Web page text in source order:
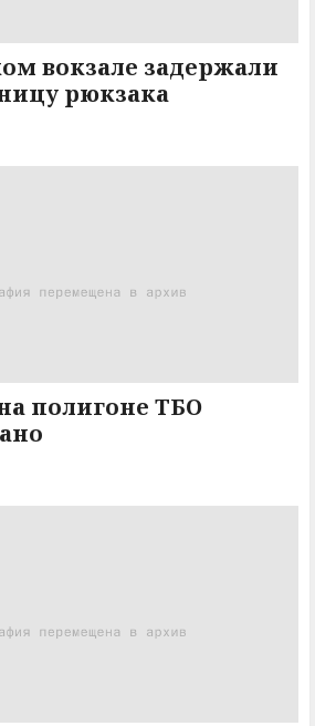
вокзале задержали
рюкзака
полигоне ТБО